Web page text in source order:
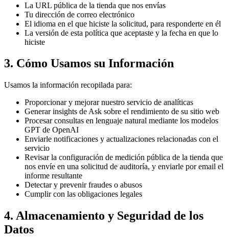
La URL pública de la tienda que nos envías
Tu dirección de correo electrónico
El idioma en el que hiciste la solicitud, para responderte en él
La versión de esta política que aceptaste y la fecha en que lo
hiciste
3. Cómo Usamos su Información
Usamos la información recopilada para:
Proporcionar y mejorar nuestro servicio de analíticas
Generar insights de Ask sobre el rendimiento de su sitio web
Procesar consultas en lenguaje natural mediante los modelos
GPT de OpenAI
Enviarle notificaciones y actualizaciones relacionadas con el
servicio
Revisar la configuración de medición pública de la tienda que
nos envíe en una solicitud de auditoría, y enviarle por email el
informe resultante
Detectar y prevenir fraudes o abusos
Cumplir con las obligaciones legales
4. Almacenamiento y Seguridad de los
Datos